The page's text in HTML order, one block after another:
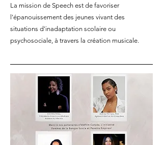
La mission de Speech est de favoriser
l'épanouissement des jeunes vivant des
situations d'inadaptation scolaire ou
psychosociale, à travers la création musicale.